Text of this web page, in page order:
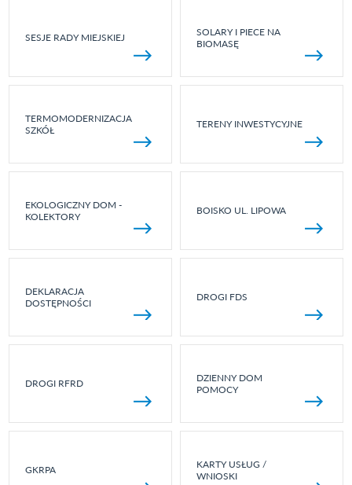
SESJE RADY MIEJSKIEJ
SOLARY I PIECE NA
BIOMASĘ
TERMOMODERNIZACJA
SZKÓŁ
TERENY INWESTYCYJNE
EKOLOGICZNY DOM -
KOLEKTORY
BOISKO UL. LIPOWA
DEKLARACJA
DOSTĘPNOŚCI
DROGI FDS
DROGI RFRD
DZIENNY DOM
POMOCY
GKRPA
KARTY USŁUG /
WNIOSKI